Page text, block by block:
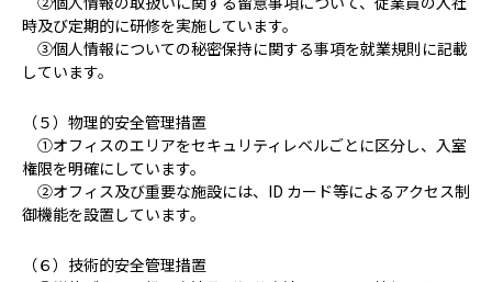
時及び定期的に研修を実施しています。
③個人情報についての秘密保持に関する事項を就業規則に記載
しています。
（５）物理的安全管理措置
①オフィスのエリアをセキュリティレベルごとに区分し、入室
権限を明確にしています。
②オフィス及び重要な施設には、ID カード等によるアクセス制
御機能を設置しています。
（６）技術的安全管理措置